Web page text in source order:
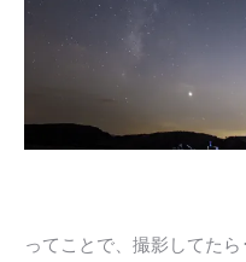
ってことで、撮影してた